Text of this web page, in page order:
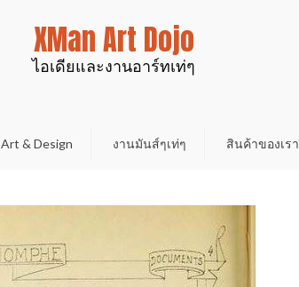
XMan Art Dojo
ไอเดียและงานอาร์ทเท่ๆ
Art & Design งานมันส์ๆเท่ๆ สินค้าของเรา